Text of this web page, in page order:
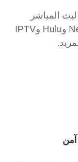
المباشر
والرياضات الحية بما في ذلك Netflix وHulu وIPTV